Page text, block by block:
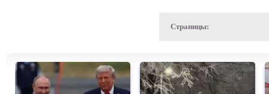
Страницы: